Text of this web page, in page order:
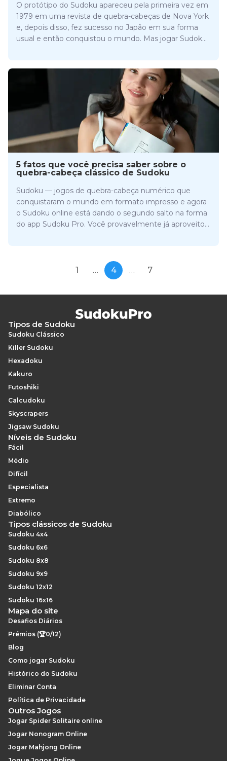
O protótipo do Sudoku apareceu pela primeira vez em
1979 em uma revista de quebra-cabeças de Nova York
e, depois disso, fez sucesso no Japão em sua forma
usual e então conquistou o mundo. Mas jogar Sudoku
5 fatos que você precisa saber sobre o
quebra-cabeça clássico de Sudoku
Sudoku — jogos de quebra-cabeça numérico que
conquistaram o mundo em formato impresso e agora
o Sudoku online está dando o segundo salto na forma
do app Sudoku Pro. Você provavelmente já aproveitou
este quebra-cabeça japonês.
1 … 4 … 7
Tipos de Sudoku
Sudoku Clássico
Killer Sudoku
Hexadoku
Kakuro
Futoshiki
Calcudoku
Skyscrapers
Jigsaw Sudoku
Níveis de Sudoku
Fácil
Médio
Difícil
Especialista
Extremo
Diabólico
Tipos clássicos de Sudoku
Sudoku 4x4
Sudoku 6x6
Sudoku 8x8
Sudoku 9x9
Sudoku 12x12
Sudoku 16x16
Mapa do site
Desafios Diários
Prémios (🏆0/12)
Blog
Como jogar Sudoku
Histórico do Sudoku
Eliminar Conta
Política de Privacidade
Outros Jogos
Jogar Spider Solitaire online
Jogar Nonogram Online
Jogar Mahjong Online